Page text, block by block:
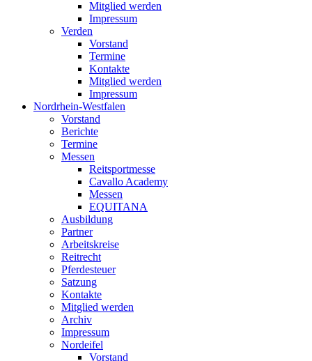
Mitglied werden
Impressum
Verden
Vorstand
Termine
Kontakte
Mitglied werden
Impressum
Nordrhein-Westfalen
Vorstand
Berichte
Termine
Messen
Reitsportmesse
Cavallo Academy
Messen
EQUITANA
Ausbildung
Partner
Arbeitskreise
Reitrecht
Pferdesteuer
Satzung
Kontakte
Mitglied werden
Archiv
Impressum
Nordeifel
Vorstand